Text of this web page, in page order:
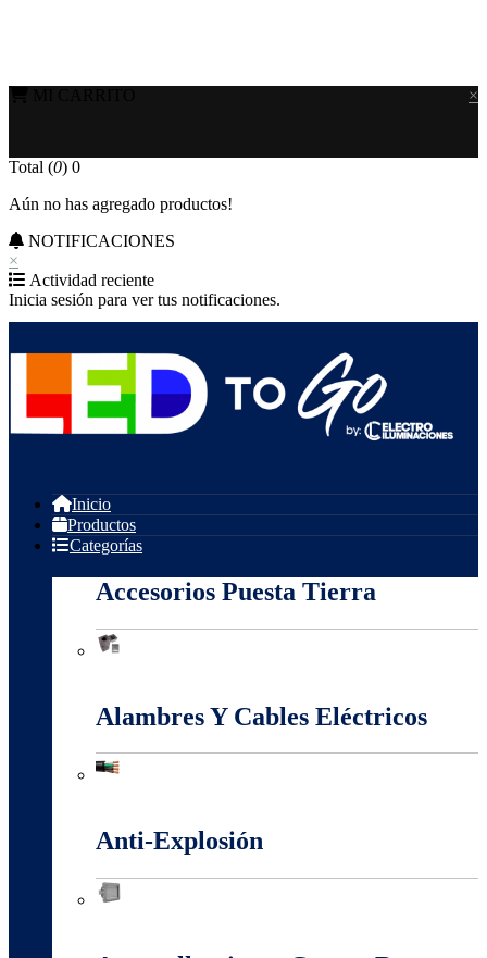
×
Total (0) 0
Aún no has agregado productos!
NOTIFICACIONES
×
Actividad reciente
Inicia sesión para ver tus notificaciones.
Inicio
Productos
Categorías
Accesorios Puesta Tierra
Alambres Y Cables Eléctricos
Anti-Explosión